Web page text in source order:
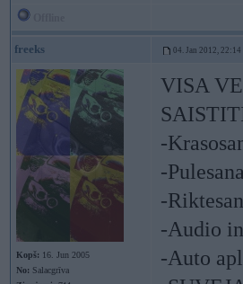
freeks 04. Jan 2012, 22:14
Kopš: 16. Jun 2005
No: Salacgrīva
VISA
-
-
-
-Audio
-Auto